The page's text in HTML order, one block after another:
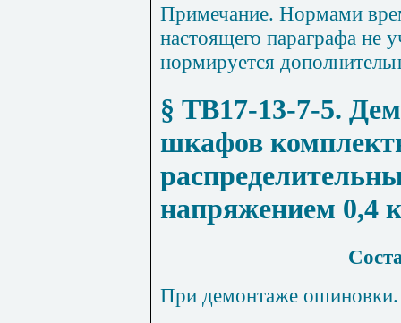
Примечание. Нормами
настоящего параграфа не
нормируется
§ ТВ17-13-7-5.
шкафов
напряжением 0,4
При демонтаже ошиновки.